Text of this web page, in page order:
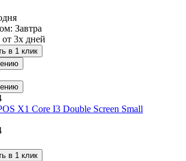
Завтра
от 3х дней
в 1 клик
X1 Core I3 Double Screen Small
в 1 клик